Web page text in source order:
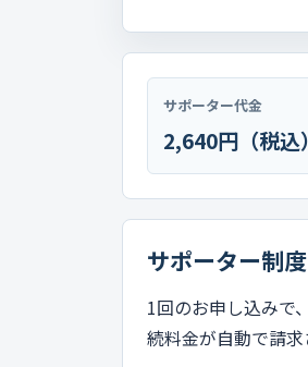
サポーター代金
2,640円（税込）
サポーター制
1回のお申し込みで
続料金が自動で請求